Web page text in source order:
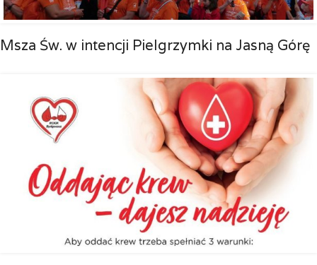
Msza Św. w intencji Pielgrzymki na Jasną Górę